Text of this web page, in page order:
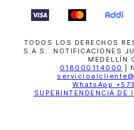
TODOS LOS DERECHOS
S.A.S. NOTIFICACIONES
MEDELLÍN
018000114000
|
WhatsApp
SUPERINTENDENCIA DE